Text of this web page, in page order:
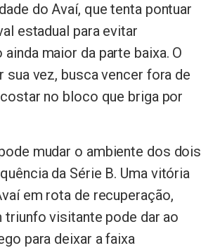
do Avaí, que tenta pontuar
estadual para evitar
maior da parte baixa. O
sua vez, busca vencer fora de
no bloco que briga por
mudar o ambiente dos dois
da Série B. Uma vitória
em rota de recuperação,
triunfo visitante pode dar ao
para deixar a faixa